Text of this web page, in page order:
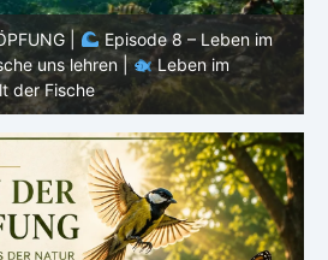
SPUREN DER SCHÖPFUNG |
Verborgenen – Warum Fische Fische
Verborgenen – Die Welt der Fische